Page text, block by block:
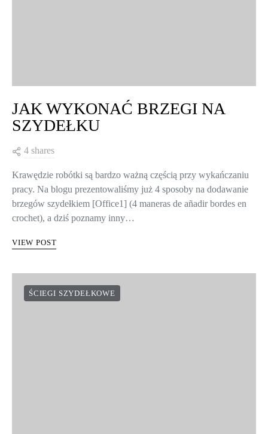
JAK WYKONAĆ BRZEGI NA
SZYDEŁKU
4 shares
Krawędzie robótki są bardzo ważną częścią przy wykańczaniu
pracy. Na blogu prezentowaliśmy już 4 sposoby na dodawanie
brzegów szydełkiem [Office1] (4 maneras de añadir bordes en
crochet), a dziś poznamy inny…
VIEW POST
ŚCIEGI SZYDEŁKOWE